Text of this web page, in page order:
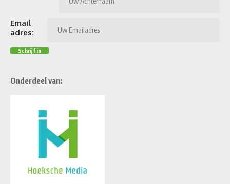
Email
adres:
Onderdeel van: